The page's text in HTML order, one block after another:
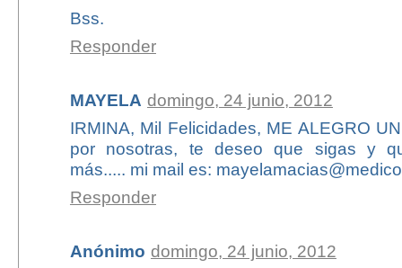
Bss.
Responder
MAYELA domingo, 24 junio, 2012
IRMINA, Mil Felicidades, ME ALEGRO
por nosotras, te deseo que sigas y
más..... mi mail es:
Responder
Anónimo domingo, 24 junio, 2012